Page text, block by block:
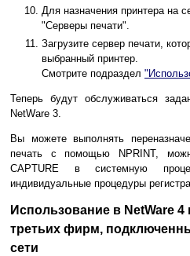
Для назначения принтера на
"Серверы печати".
Загрузите сервер печати,
выбранный принтер.
Смотрите подраздел
Теперь будут обслуживаться
NetWare 3.
Вы можете выполнять
печать с помощью NPRINT,
CAPTURE в системную
индивидуальные процедуры
Использование в NetWare
третьих фирм,
сети